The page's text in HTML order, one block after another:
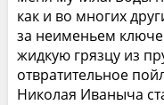
как и во многих
за неименьем
жидкую грязцу из
отвратительное
Николая Иваныча